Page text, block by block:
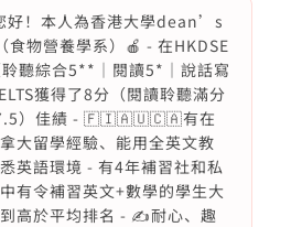
好！本人為香港大學dean’s
物營養學系）🍎 - 在HKDSE
聽綜合5**｜閱讀5*｜說話寫
獲得了8分（閱讀聆聽滿分
7.5）佳績 - 🇫🇮🇦🇺🇨🇦有在
大留學經驗、能用全英文教
英語環境 - 有4年補習社和私
有令補習英文+數學的學生大
高於平均排名 - ✍️耐心、趣